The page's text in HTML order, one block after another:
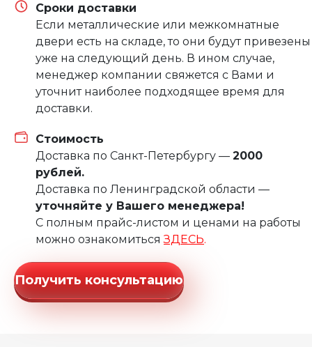
Сроки доставки
Если металлические или межкомнатные
двери есть на складе, то они будут привезены
уже на следующий день. В ином случае,
менеджер компании свяжется с Вами и
уточнит наиболее подходящее время для
доставки.
Стоимость
Доставка по Санкт-Петербургу — 2000
рублей.
Доставка по Ленинградской области —
уточняйте у Вашего менеджера!
С полным прайс-листом и ценами на работы
можно ознакомитьсяЗДЕСЬ.
Получить консультацию